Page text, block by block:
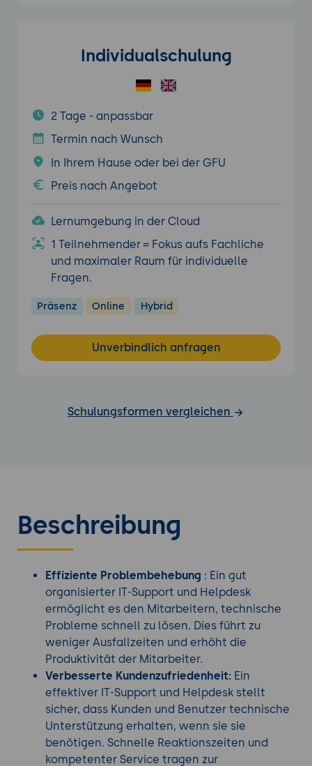
Individualschulung
2 Tage - anpassbar
Termin nach Wunsch
In Ihrem Hause oder bei der GFU
Preis nach Angebot
Lernumgebung in der Cloud
1 Teilnehmender = Fokus aufs Fachliche
und maximaler Raum für individuelle
Fragen.
Präsenz Online Hybrid
Unverbindlich anfragen
Schulungsformen vergleichen
Beschreibung
Effiziente Problembehebung : Ein gut
organisierter IT-Support und Helpdesk
ermöglicht es den Mitarbeitern, technische
Probleme schnell zu lösen. Dies führt zu
weniger Ausfallzeiten und erhöht die
Produktivität der Mitarbeiter.
Verbesserte Kundenzufriedenheit: Ein
effektiver IT-Support und Helpdesk stellt
sicher, dass Kunden und Benutzer technische
Unterstützung erhalten, wenn sie sie
benötigen. Schnelle Reaktionszeiten und
kompetenter Service tragen zur